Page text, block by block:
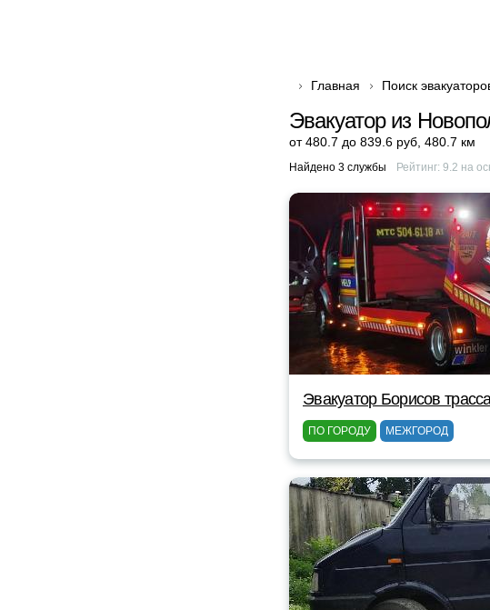
Главная Поиск
Эвакуатор из
от 480.7 до 839.6 руб 480.7 км
Найдено 3 службы Рейтинг: 9.2 на
Эвакуатор Борисов
ПО ГОРОДУ МЕЖГОРОД